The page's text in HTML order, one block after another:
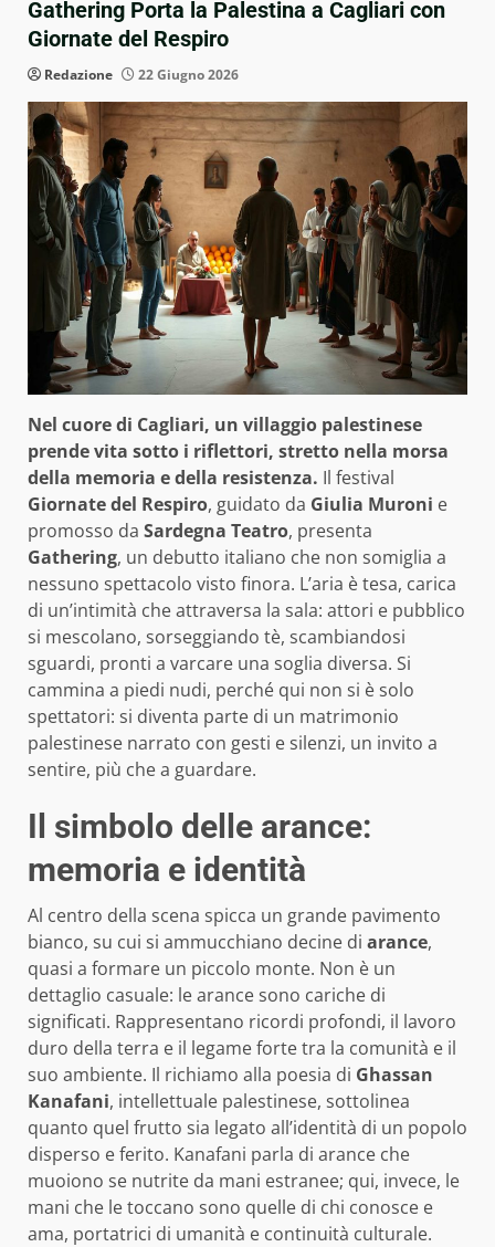
Gathering Porta la Palestina a Cagliari con
Giornate del Respiro
Redazione 22 Giugno 2026
Nel cuore di Cagliari, un villaggio palestinese
prende vita sotto i riflettori, stretto nella morsa
della memoria e della resistenza. Il festival
Giornate del Respiro, guidato da Giulia Muroni e
promosso da Sardegna Teatro, presenta
Gathering, un debutto italiano che non somiglia a
nessuno spettacolo visto finora. L’aria è tesa, carica
di un’intimità che attraversa la sala: attori e pubblico
si mescolano, sorseggiando tè, scambiandosi
sguardi, pronti a varcare una soglia diversa. Si
cammina a piedi nudi, perché qui non si è solo
spettatori: si diventa parte di un matrimonio
palestinese narrato con gesti e silenzi, un invito a
sentire, più che a guardare.
Il simbolo delle arance:
memoria e identità
Al centro della scena spicca un grande pavimento
bianco, su cui si ammucchiano decine di arance,
quasi a formare un piccolo monte. Non è un
dettaglio casuale: le arance sono cariche di
significati. Rappresentano ricordi profondi, il lavoro
duro della terra e il legame forte tra la comunità e il
suo ambiente. Il richiamo alla poesia di Ghassan
Kanafani, intellettuale palestinese, sottolinea
quanto quel frutto sia legato all’identità di un popolo
disperso e ferito. Kanafani parla di arance che
muoiono se nutrite da mani estranee; qui, invece, le
mani che le toccano sono quelle di chi conosce e
ama, portatrici di umanità e continuità culturale.